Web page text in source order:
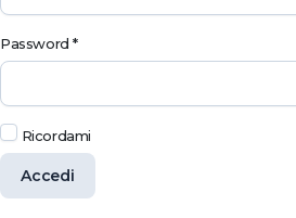
Password*
Ricordami
Accedi